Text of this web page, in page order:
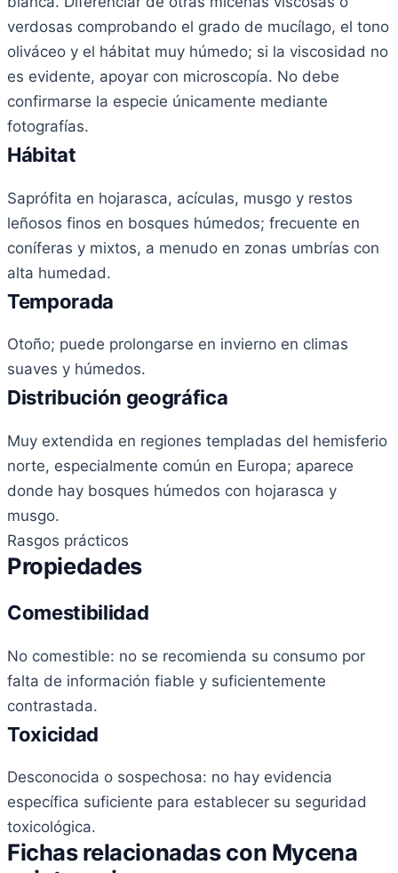
verdosas comprobando el grado de mucílago, el tono
oliváceo y el hábitat muy húmedo; si la viscosidad no
es evidente, apoyar con microscopía. No debe
confirmarse la especie únicamente mediante
fotografías.
Hábitat
Saprófita en hojarasca, acículas, musgo y restos
leñosos finos en bosques húmedos; frecuente en
coníferas y mixtos, a menudo en zonas umbrías con
alta humedad.
Temporada
Otoño; puede prolongarse en invierno en climas
suaves y húmedos.
Distribución geográfica
Muy extendida en regiones templadas del hemisferio
norte, especialmente común en Europa; aparece
donde hay bosques húmedos con hojarasca y
musgo.
Rasgos prácticos
Propiedades
Comestibilidad
No comestible: no se recomienda su consumo por
falta de información fiable y suficientemente
contrastada.
Toxicidad
Desconocida o sospechosa: no hay evidencia
específica suficiente para establecer su seguridad
toxicológica.
Fichas relacionadas con Mycena